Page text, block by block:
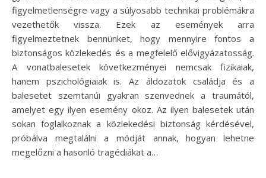
figyelmetlenségre vagy a súlyosabb technikai problémákra
vezethetők vissza. Ezek az események arra
figyelmeztetnek bennünket, hogy mennyire fontos a
biztonságos közlekedés és a megfelelő elővigyázatosság.
A vonatbalesetek következményei nemcsak fizikaiak,
hanem pszichológiaiak is. Az áldozatok családja és a
balesetet szemtanúi gyakran szenvednek a traumától,
amelyet egy ilyen esemény okoz. Az ilyen balesetek után
sokan foglalkoznak a közlekedési biztonság kérdésével,
próbálva megtalálni a módját annak, hogyan lehetne
megelőzni a hasonló tragédiákat a…